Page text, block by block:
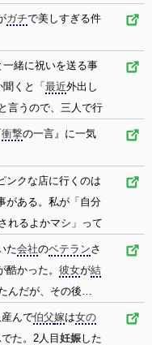
ガチで美しすぎる件
一緒に祝いを送る事
くと「 最近外出し
言うので、三人で行
衝撃の一言』に一気
ンクな店に行くのは
がある。私が「自分
れるよかマシ」って
た会社のベテランさ
かった。 彼女が結
んだが、その後…
んで伯父嫁は女の
た。2人目 妊娠した